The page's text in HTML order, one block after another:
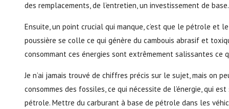
des remplacements, de l’entretien, un investissement de base.
Ensuite, un point crucial qui manque, c’est que le pétrole et
poussière se colle ce qui génère du cambouis abrasif et
consommant ces énergies sont extrêmement salissantes
Je n’ai jamais trouvé de chiffres précis sur le sujet, mais on
consommes des fossiles, ce qui nécessite de l’énergie, qui
pétrole. Mettre du carburant à base de pétrole dans les